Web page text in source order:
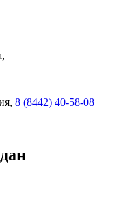
8 (8442) 40-58-08